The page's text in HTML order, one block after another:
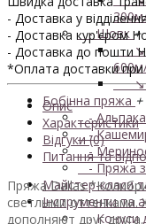
- Шовк+
↘
↘
Бобінна пряжа +
- Альпака
-
-
- Пряжа з
Майстер-класи
Інструменти та
- Конуси
- Доставка у
- Доставка кур'єром
- Доставка до пошти
*Оплата доставки при
Опис
Характеристики
Відгуки (0)
Питання та
Пряжа Dallas
светлыми оттенками.
дополняют друг друга.